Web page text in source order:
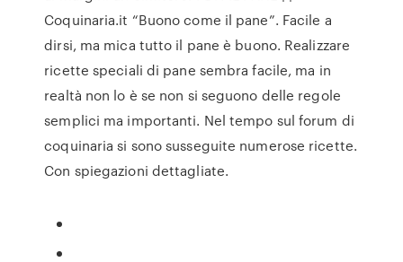
Coquinaria.it “Buono come il pane”. Facile a
dirsi, ma mica tutto il pane è buono. Realizzare
ricette speciali di pane sembra facile, ma in
realtà non lo è se non si seguono delle regole
semplici ma importanti. Nel tempo sul forum di
coquinaria si sono susseguite numerose ricette.
Con spiegazioni dettagliate.